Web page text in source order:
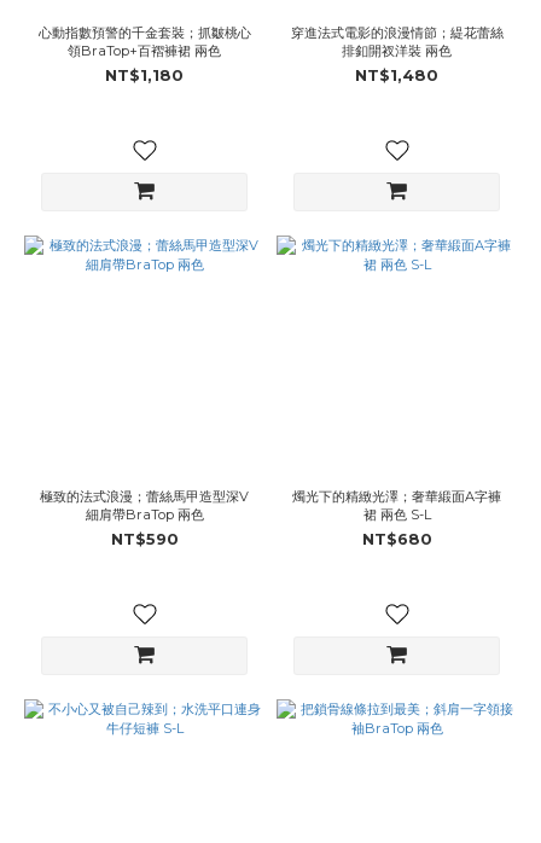
心動指數預警的千金套裝；抓皺桃心
領BraTop+百褶褲裙 兩色
NT$1,180
穿進法式電影的浪漫情節；緹花蕾絲
排釦開衩洋裝 兩色
NT$1,480
極致的法式浪漫；蕾絲馬甲造型深V
細肩帶BraTop 兩色
NT$590
燭光下的精緻光澤；奢華緞面A字褲
裙 兩色 S-L
NT$680